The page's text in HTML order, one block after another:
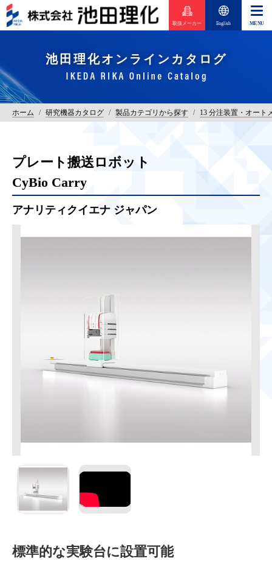
取扱メーカー English
池田理化オンラインカタログ
ホーム / 研究機器カタログ / 製品カテゴリから探す / 13 分注装置・オート
プレート搬送ロボット
CyBio Carry
アナリティクイエナ ジャパン
CyBio Carry
標準的な実験台に設置可能